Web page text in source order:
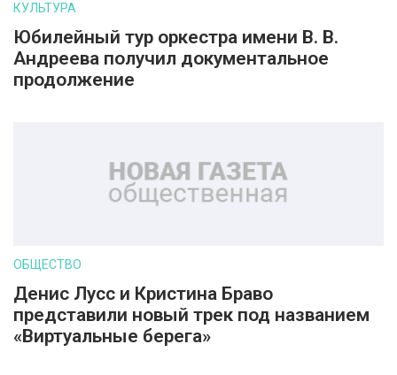
КУЛЬТУРА
Юбилейный тур оркестра имени В. В.
Андреева получил документальное
продолжение
ОБЩЕСТВО
Денис Лусс и Кристина Браво
представили новый трек под названием
«Виртуальные берега»